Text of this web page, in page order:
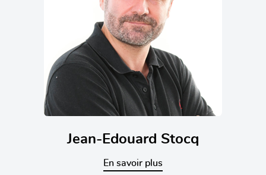
Jean-Edouard Stocq
En savoir plus